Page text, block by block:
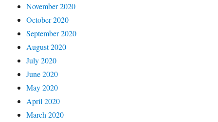
November 2020
October 2020
September 2020
August 2020
July 2020
June 2020
May 2020
April 2020
March 2020